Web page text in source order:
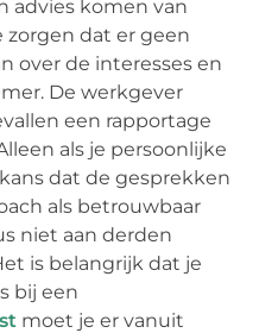
advies komen van
dat er geen
over de interesses en
De werkgever
een rapportage
als je persoonlijke
dat de gesprekken
als betrouwbaar
niet aan derden
is belangrijk dat je
bij een
moet je er vanuit